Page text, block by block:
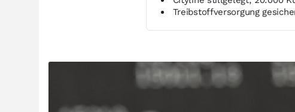
Treibstoffversorgung